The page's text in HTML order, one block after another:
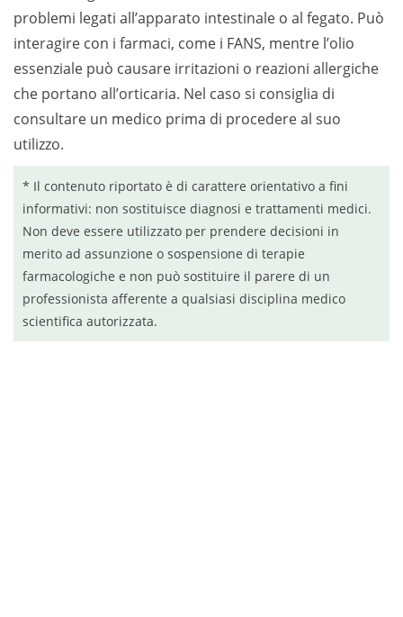
problemi legati all’apparato intestinale o al fegato. Può
interagire con i farmaci, come i FANS, mentre l’olio
essenziale può causare irritazioni o reazioni allergiche
che portano all’orticaria. Nel caso si consiglia di
consultare un medico prima di procedere al suo
utilizzo.
* Il contenuto riportato è di carattere orientativo a fini
informativi: non sostituisce diagnosi e trattamenti medici.
Non deve essere utilizzato per prendere decisioni in
merito ad assunzione o sospensione di terapie
farmacologiche e non può sostituire il parere di un
professionista afferente a qualsiasi disciplina medico
scientifica autorizzata.